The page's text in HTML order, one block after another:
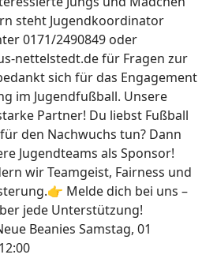
steht Jugendkoordinator
0171/2490849 oder
nettelstedt.de für Fragen zur
sich für das Engagement
im Jugendfußball. Unsere
Partner! Du liebst Fußball
den Nachwuchs tun? Dann
Jugendteams als Sponsor!
wir Teamgeist, Fairness und
Melde dich bei uns –
jede Unterstützung!
Beanies Samstag, 01